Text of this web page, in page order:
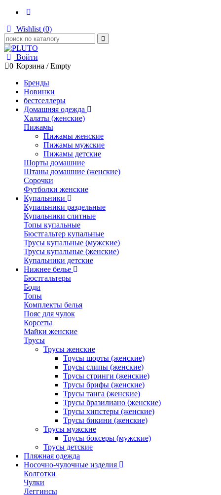
Wishlist (0)
Войти
0 Корзина /Empty
Бренды
Новинки
бестселлеры
Домашняя одежда
Халаты (женские)
Пижамы
Пижамы женские
Пижамы мужские
Пижамы детские
Шорты домашние
Штаны домашние (женские)
Сорочки
Футболки женские
Купальники
Купальники раздельные
Купальники слитные
Топы купальные
Бюстгальтер купальные
Трусы купальные (мужские)
Трусы купальные (женские)
Купальники детские
Нижнее белье
Бюстгальтеры
Боди
Топы
Комплекты белья
Пояс для чулок
Корсеты
Майки женские
Трусы
Трусы женские
Трусы шорты (женские)
Трусы слипы (женские)
Трусы стринги (женские)
Трусы брифы (женские)
Трусы танга (женские)
Трусы бразилиано (женские)
Трусы хипстеры (женские)
Трусы бикини (женские)
Трусы мужские
Трусы боксеры (мужские)
Трусы детские
Пляжная одежда
Носочно-чулочные изделия
Колготки
Чулки
Леггинсы